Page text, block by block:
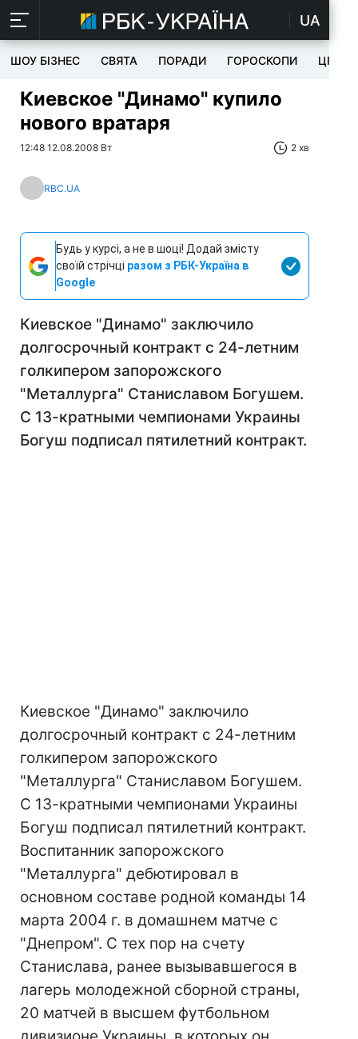
UA
ШОУ БІЗНЕС СВЯТА ПОРАДИ ГОРОСКОПИ ЦІКАВЕ
Киевское "Динамо" купило
нового вратаря
12:48 12.08.2008 Вт 2 хв
RBC.UA
Будь у курсі, а не в шоці! Додай змісту
своїй стрічці разом з РБК-Україна в
Google
Киевское "Динамо" заключило
долгосрочный контракт с 24-летним
голкипером запорожского
"Металлурга" Станиславом Богушем.
С 13-кратными чемпионами Украины
Богуш подписал пятилетний контракт.
Киевское "Динамо" заключило
долгосрочный контракт с 24-летним
голкипером запорожского
"Металлурга" Станиславом Богушем.
С 13-кратными чемпионами Украины
Богуш подписал пятилетний контракт.
Воспитанник запорожского
"Металлурга" дебютировал в
основном составе родной команды 14
марта 2004 г. в домашнем матче с
"Днепром". С тех пор на счету
Станислава, ранее вызывавшегося в
лагерь молодежной сборной страны,
20 матчей в высшем футбольном